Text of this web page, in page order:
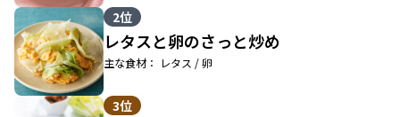
2位
レタスと卵のさっと炒め
主な食材： レタス / 卵
3位